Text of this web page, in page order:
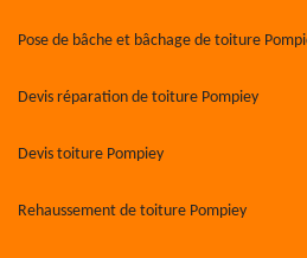
Pose de bâche et bâchage de toiture
Devis réparation de toiture Pompiey
Devis toiture Pompiey
Rehaussement de toiture Pompiey